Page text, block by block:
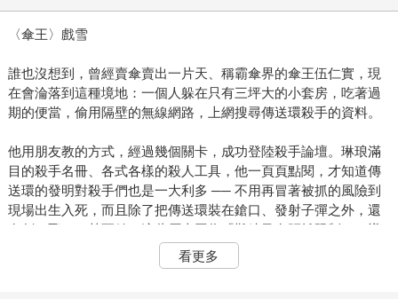
〈傘王〉戲雪
誰也沒想到，曾經賣傘賣出一片天、稱霸傘界的傘王伍仁實，現
在會淪落到這種境地：一個人躲在只有三坪大的小套房，吃著過
期的便當，偷用隔壁的無線網路，上網搜尋傳送環殺手的資料。
他用朋友教的方式，經過幾個關卡，成功登陸殺手論壇。琳琅滿
目的殺手名冊、各式各樣的殺人工具，他一頁頁點閱，才知道傳
送環的發明對殺手們也是一大利多 ── 不用再冒著被抓的風險到
現場出生入死，而且除了把傳送環裝在鎗口、發射子彈之外，還
有劍、飛刀，甚至針，這些原本因為「難練又有距離限制」，導
致消失已久的古早殺人技藝，又可以重現江湖。
看更多